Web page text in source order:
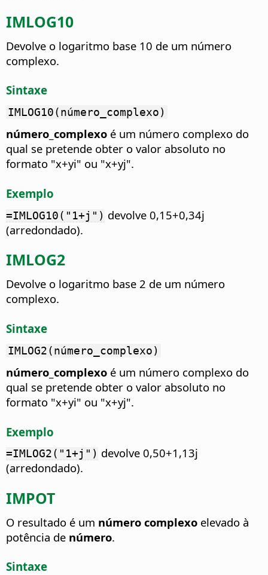
IMLOG10
Devolve o logaritmo base 10 de um número
complexo.
Sintaxe
IMLOG10(número_complexo)
número_complexo é um número complexo do
qual se pretende obter o valor absoluto no
formato "x+yi" ou "x+yj".
Exemplo
=IMLOG10("1+j") devolve 0,15+0,34j
(arredondado).
IMLOG2
Devolve o logaritmo base 2 de um número
complexo.
Sintaxe
IMLOG2(número_complexo)
número_complexo é um número complexo do
qual se pretende obter o valor absoluto no
formato "x+yi" ou "x+yj".
Exemplo
=IMLOG2("1+j") devolve 0,50+1,13j
(arredondado).
IMPOT
O resultado é um número complexo elevado à
potência de número.
Sintaxe